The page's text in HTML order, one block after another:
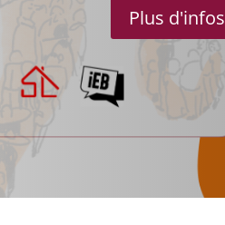
Plus d'infos